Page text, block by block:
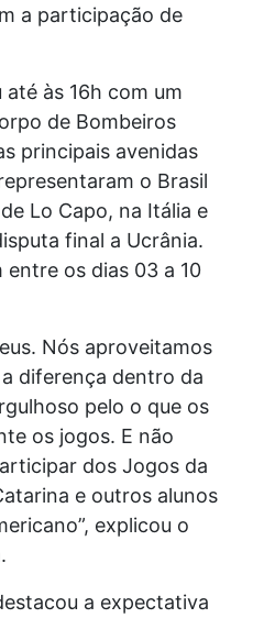
a participação de
às 16h com um
de Bombeiros
principais avenidas
o Brasil
Lo Capo, na Itália e
final a Ucrânia.
os dias 03 a 10
Nós aproveitamos
diferença dentro da
pelo o que os
os jogos. E não
dos Jogos da
e outros alunos
explicou o
a expectativa